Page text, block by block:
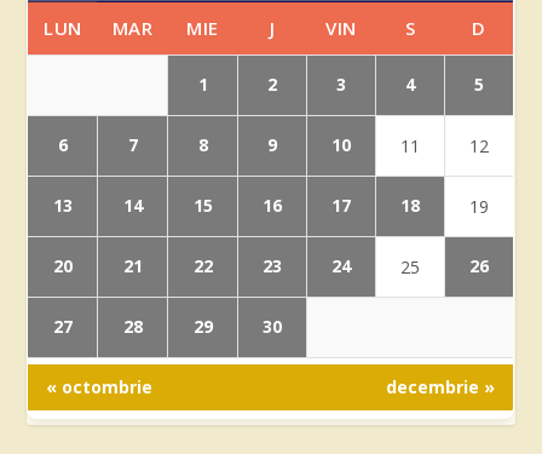
LUN MAR MIE J VIN S D
1 2 3 4 5
6 7 8 9 10 11 12
13 14 15 16 17 18 19
20 21 22 23 24 25 26
27 28 29 30
« octombrie decembrie »